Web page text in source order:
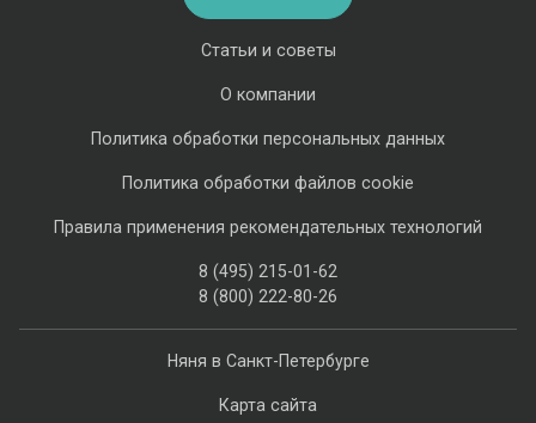
Няня в Санкт-Петербурге
Карта сайта
Статьи и советы
О компании
Политика обработки персональных данных
Политика обработки файлов cookie
Правила применения рекомендательных технологий
8 (495) 215-01-62
8 (800) 222-80-26